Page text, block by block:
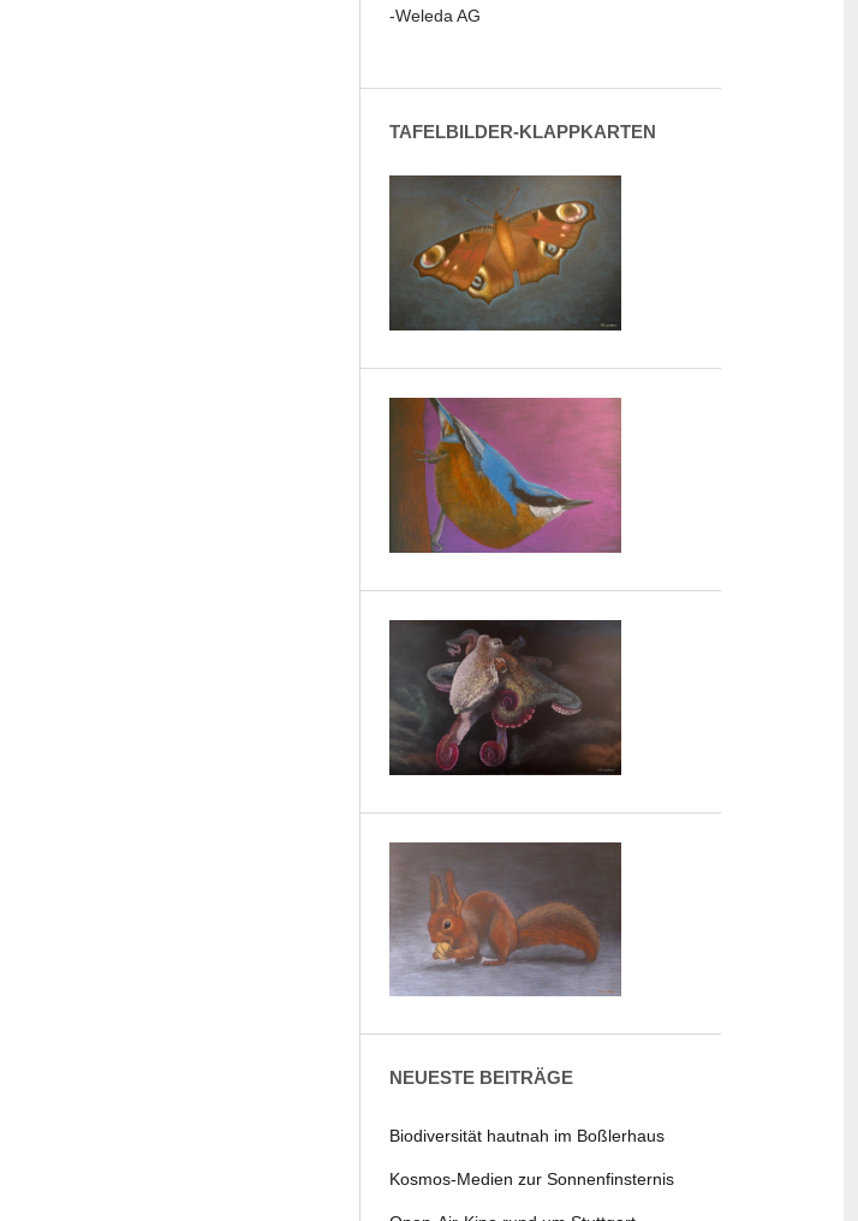
-Weleda AG
TAFELBILDER-KLAPPKARTEN
NEUESTE BEITRÄGE
Biodiversität hautnah im Boßlerhaus
Kosmos-Medien zur Sonnenfinsternis